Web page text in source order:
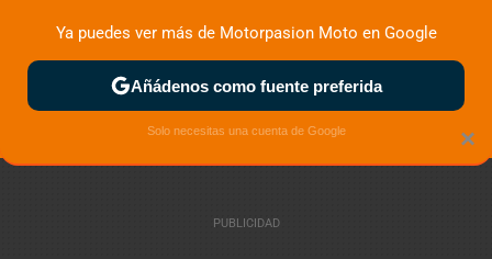
ZONA DE PRUEBAS DEPORTIVAS MOTOS ELÉCTRICAS
×
Ya puedes ver más de Motorpasion Moto en Google
Añádenos como fuente preferida
Solo necesitas una cuenta de Google